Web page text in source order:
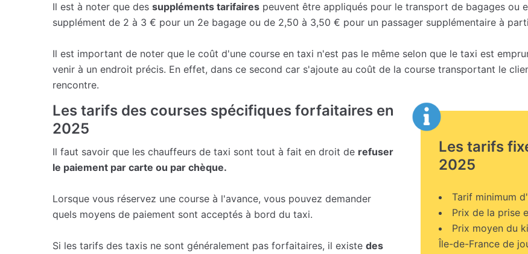
Il est à noter que des suppléments tarifaires peuvent être appliqués pour le transport de bagages ou
supplément de 2 à 3 € pour un 2e bagage ou de 2,50 à 3,50 € pour un passager supplémentaire à
Il est important de noter que le coût d'une course en taxi n'est pas le même selon que le taxi est
venir à un endroit précis. En effet, dans ce second car s'ajoute au coût de la course transportant le
rencontre.
Les tarifs des courses spécifiques forfaitaires en
2025
Il faut savoir que les chauffeurs de taxi sont tout à fait en droit de refuser
le paiement par carte ou par chèque.
Lorsque vous réservez une course à l'avance, vous pouvez demander
quels moyens de paiement sont acceptés à bord du taxi.
Si les tarifs des taxis ne sont généralement pas forfaitaires, il existe des
Les tarifs
2025
Tarif minimum
Prix de la prise
Prix moyen du
Île-de-France de